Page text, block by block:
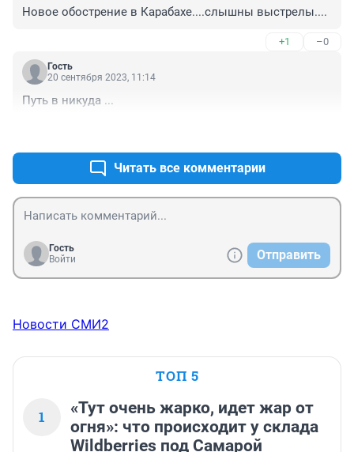
Новое обострение в Карабахе....слышны выстрелы....
+1 –0
Гость
20 сентября 2023, 11:14
Путь в никуда ...
Читать все комментарии
Гость
Войти
Отправить
Новости СМИ2
ТОП 5
1
«Тут очень жарко, идет жар от
огня»: что происходит у склада
Wildberries под Самарой